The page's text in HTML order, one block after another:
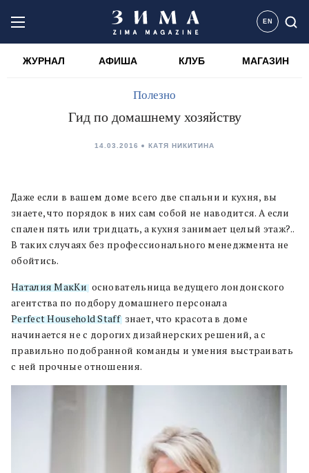
EN
ЖУРНАЛ АФИША КЛУБ МАГАЗИН
Полезно
Гид по домашнему хозяйству
14.03.2016 КАТЯ НИКИТИНА
Даже если в вашем доме всего две cпальни и кухня, вы
знаете, что порядок в них сам собой не наводится. А если
спален пять или тридцать, а кухня занимает целый этаж?..
В таких случаях без профессионального менеджмента не
обойтись.
Наталия МакКи, основательница ведущего лондонского
агентства по подбору домашнего персонала
Perfect Household Staff, знает, что красота в доме
начинается не с дорогих дизайнерских решений, а с
правильно подобранной команды и умения выстраивать
с ней прочные отношения.